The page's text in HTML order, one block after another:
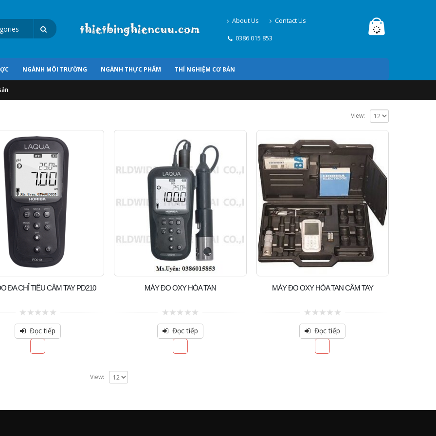
About Us Contact Us
0386 015 853
NGÀNH MÔI TRƯỜNG NGÀNH THỰC PHẨM THÍ NGHIỆM CƠ BẢN
View:
ĐA CHỈ TIÊU CẦM TAY PD210
0
out
of
Đọc tiếp
MÁY ĐO OXY HÒA TAN
0
out
of
Đọc tiếp
MÁY ĐO OXY HÒA TAN CẦM TAY
0
out
of
Đọc tiếp
View: